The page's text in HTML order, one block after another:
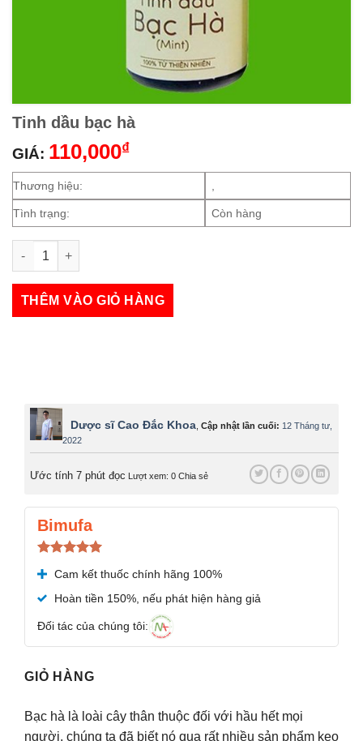
Tinh dầu bạc hà
GIÁ: 110,000₫
Thương hiệu:
Tình trạng: Còn hàng
THÊM VÀO GIỎ HÀNG
Dược sĩ Cao Đắc Khoa Cập nhật lần cuối: 12 Tháng tư,
2022
Ước tính 7 phút đọc Lượt xem: 0 Chia sẻ
Bimufa
hạng5.00
5 sao
Cam kết thuốc chính hãng 100%
Hoàn tiền 150%, nếu phát hiện hàng giả
Đối tác của chúng tôi:
GIỎ HÀNG
Bạc hà là loài cây thân thuộc đối với hầu hết mọi
người, chúng ta đã biết nó qua rất nhiều sản phẩm kẹo